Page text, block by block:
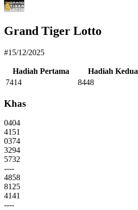
Grand Tiger Lotto
#15/12/2025
Hadiah Pertama Hadiah Kedua
7414
8448
Khas
0404
4151
0374
3294
5732
----
4858
8125
4141
----